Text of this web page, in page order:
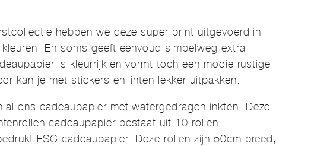
hebben we deze super print uitgevoerd in
En soms geeft eenvoud simpelweg extra
is kleurrijk en vormt toch een mooie rustige
kan je met stickers en linten lekker uitpakken.
al ons cadeaupapier met watergedragen inkten. Deze
cadeaupapier bestaat uit 10 rollen
FSC cadeaupapier. Deze rollen zijn 50cm breed,